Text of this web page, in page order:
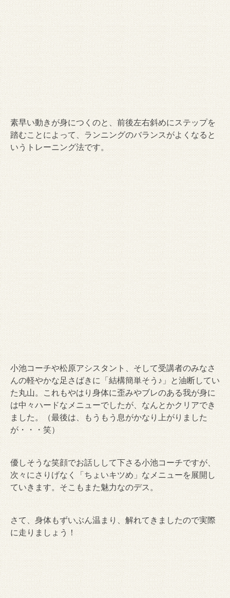
素早い動きが身につくのと、前後左右斜めにステップを
踏むことによって、ランニングのバランスがよくなると
いうトレーニング法です。
小池コーチや松原アシスタント、そして受講者のみなさ
んの軽やかな足さばきに「結構簡単そう♪」と油断してい
た丸山。これもやはり身体に歪みやブレのある我が身に
は中々ハードなメニューでしたが、なんとかクリアでき
ました。（最後は、もうもう息がかなり上がりました
が・・・笑）
優しそうな笑顔でお話しして下さる小池コーチですが、
次々にさりげなく「ちょいキツめ」なメニューを展開し
ていきます。そこもまた魅力なのデス。
さて、身体もずいぶん温まり、解れてきましたので実際
に走りましょう！